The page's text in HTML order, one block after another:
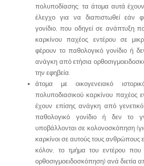
πολυποδίασης: τα άτομα αυτά
έλεγχο για να διαπιστωθεί εάν
γονίδιο, που οδηγεί σε ανάπτυξη
καρκίνου παχέος εντέρου σε
φέρουν το παθολογικό γονίδιο ή
ανάγκη από ετήσια
την εφηβεία.
άτομα με οικογενειακό
πολυποδιασικού καρκίνου παχέος
έχουν επίσης ανάγκη από
παθολογικό γονίδιο ή δεν το
υποβάλλονται σε κολονοσκόπηση
καρκίνοι σε αυτούς τους ανθρώπους
κόλον, το τμήμα του εντέρου που
ορθοσιγμοειδοσκόπηση) ανά διετία